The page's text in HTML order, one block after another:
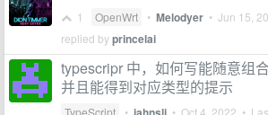
1 OpenWrt • Melodyer • Jun 15,
replied byprincelai
typescripr 中，如何写能随意组
并且能得到对应类型的提示
TypeScript • • Oct 4, 2022 •